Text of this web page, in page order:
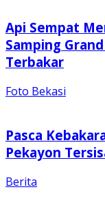
Api Sempat
Samping
Terbakar
Foto Bekasi
Pasca
Pekayon
Berita